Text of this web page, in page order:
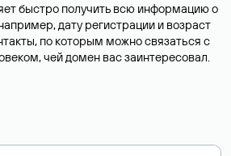
быстро получить всю информацию о
дату регистрации и возраст
по которым можно связаться с
чей домен вас заинтересовал.